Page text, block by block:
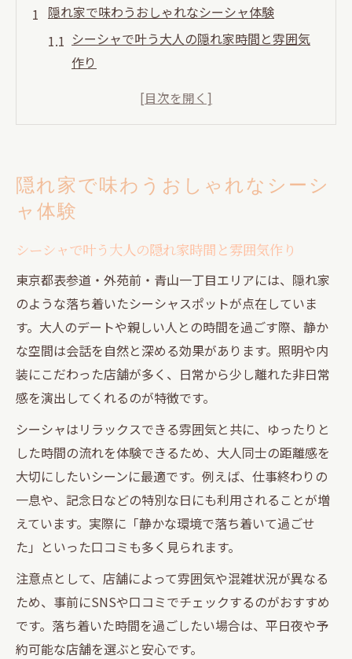
隠れ家で味わうおしゃれなシーシャ体験
シーシャで叶う大人の隠れ家時間と雰囲気
作り
表参道エリアで体感するオシャレなシーシ
隠れ家シーシャで心地よい会話と距離感を
満喫
大人デートに映えるおしゃれシーシャ体験
大人デートに最適な東京都の落ち着く空間
東京都で大人が寛げるシーシャ空間の特徴
シーシャが彩る落ち着いたデートのすすめ
大人の距離感を演出するシーシャの空間選
落ち着いた雰囲気のシーシャで会話が弾む
理由
東京都で見つかるオシャレなシーシャスポ
ット
付き合う前の距離感を縮めるシーシャの魅力
シーシャが生み出す自然な距離感の演出方
法
付き合う前のデートにシーシャが最適な理
由
隠れ家で味わうおしゃれなシーシ
ャ体験
シーシャで叶う大人の隠れ家時間と雰囲気作り
東京都表参道・外苑前・青山一丁目エリアには、隠れ家
のような落ち着いたシーシャスポットが点在していま
す。大人のデートや親しい人との時間を過ごす際、静か
な空間は会話を自然と深める効果があります。照明や内
装にこだわった店舗が多く、日常から少し離れた非日常
感を演出してくれるのが特徴です。
シーシャはリラックスできる雰囲気と共に、ゆったりと
した時間の流れを体験できるため、大人同士の距離感を
大切にしたいシーンに最適です。例えば、仕事終わりの
一息や、記念日などの特別な日にも利用されることが増
えています。実際に「静かな環境で落ち着いて過ごせ
た」といった口コミも多く見られます。
注意点として、店舗によって雰囲気や混雑状況が異なる
ため、事前にSNSや口コミでチェックするのがおすすめ
です。落ち着いた時間を過ごしたい場合は、平日夜や予
約可能な店舗を選ぶと安心です。